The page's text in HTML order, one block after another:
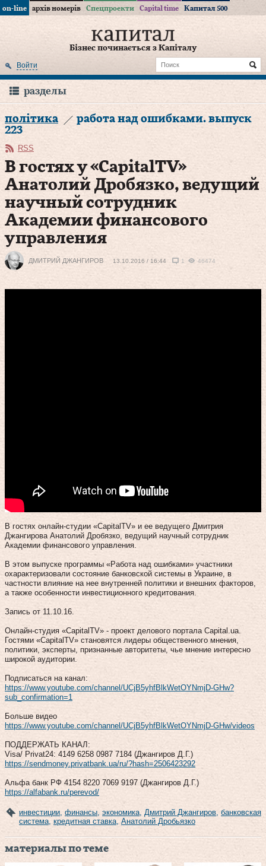
on-line архів номерів Спецпроекти Capital time Капитал 500
Бізнес починається з Капіталу
Войти
разделы
політика
работа над ошибками. выпуск
223
RSS
В гостях у «CapitalTV»
Анатолий Дробязко, ведущий
научный сотрудник
Академии финансового
управления
ДМИТРИЙ ДЖАНГИРОВ 13.10.2016 / 16:44 1 46474
В гостях онлайн-студии «CapitalTV» и ее ведущего Дмитрия
Джангирова Анатолий Дробязко, ведущий научный сотрудник
Академии финансового управления.
В этом выпуске программы «Работа над ошибками» участники
охарактеризовали состояние банковской системы в Украине, в
частности влияние на нее внутренней политики и внешних факторов,
а также особенности инвестиционного кредитования.
Запись от 11.10.16.
Онлайн-студия «CapitalTV» - проект делового портала Capital.ua.
Гостями «CapitalTV» становятся лидеры общественного мнения,
политики, эксперты, признанные авторитеты, чье мнение интересно
широкой аудитории.
Подписаться на канал:
https://www.youtube.com/channel/UCjB5yhfBlkWetOYNmjD-GHw?
sub_confirmation=1
Больше видео
https://www.youtube.com/channel/UCjB5yhfBlkWetOYNmjD-GHw/videos
ПОДДЕРЖАТЬ КАНАЛ:
Visa/ Privat24: 4149 6258 0987 7184 (Джангиров Д.Г.)
https://sendmoney.privatbank.ua/ru/?hash=2506423292
Альфа банк РФ 4154 8220 7069 9197 (Джангиров Д.Г.)
https://alfabank.ru/perevod/
инвестиции, финансы, экономика, Дмитрий Джангиров, банковская
система, кредитная ставка, Анатолий Дробьязко
материалы по теме